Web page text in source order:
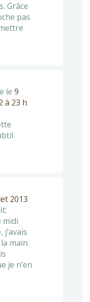
Grâce
pas
le 9
à 23 h
2013
midi
j’avais
main.
je n’en